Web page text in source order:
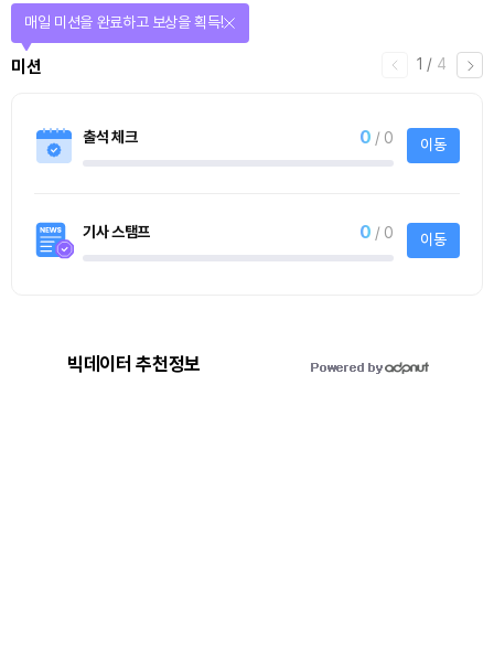
1 / 4
미션
매일 미션을 완료하고 보상을 획득!
출석 체크 0 / 0 이동
기사 스탬프 0 / 0 이동
빅데이터 추천정보